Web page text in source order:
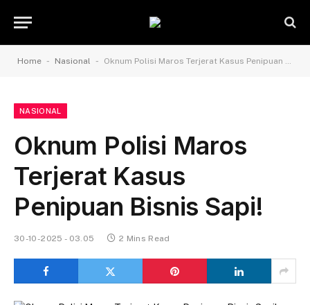
Home - Nasional - Oknum Polisi Maros Terjerat Kasus Penipuan Bisnis Sapi!
NASIONAL
Oknum Polisi Maros
Terjerat Kasus
Penipuan Bisnis Sapi!
30-10-2025 - 03.05 2 Mins Read